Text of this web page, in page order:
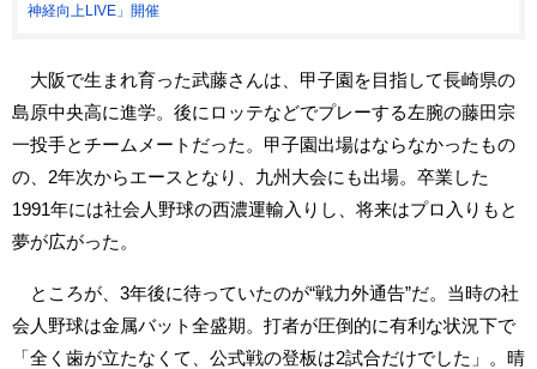
神経向上LIVE」開催
大阪で生まれ育った武藤さんは、甲子園を目指して長崎県の
島原中央高に進学。後にロッテなどでプレーする左腕の藤田宗
一投手とチームメートだった。甲子園出場はならなかったもの
の、2年次からエースとなり、九州大会にも出場。卒業した
1991年には社会人野球の西濃運輸入りし、将来はプロ入りもと
夢が広がった。
ところが、3年後に待っていたのが“戦力外通告”だ。当時の社
会人野球は金属バット全盛期。打者が圧倒的に有利な状況下で
「全く歯が立たなくて、公式戦の登板は2試合だけでした」。晴